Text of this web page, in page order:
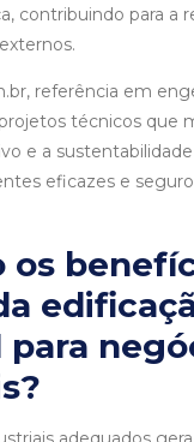
contribuindo para a
referência em
técnicos que
e a sustentabilidade
eficazes e
os